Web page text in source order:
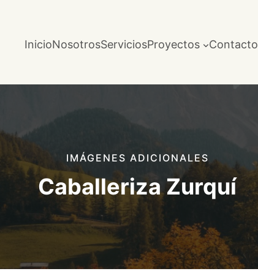
InicioNosotrosServiciosProyectos Contacto
IMÁGENES ADICIONALES
Caballeriza Zurquí